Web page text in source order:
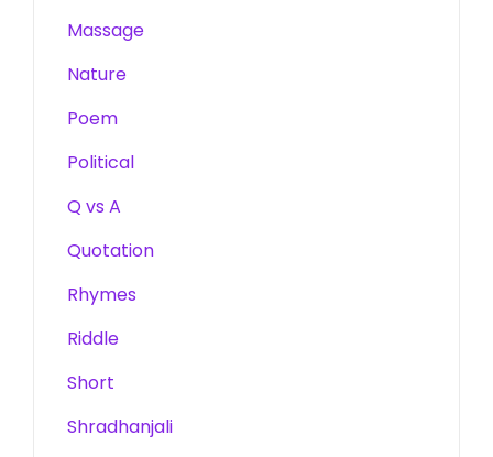
Massage
Nature
Poem
Political
Q vs A
Quotation
Rhymes
Riddle
Short
Shradhanjali